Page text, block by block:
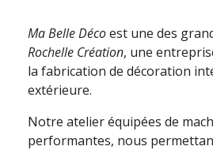
Ma Belle Décoest une des
Rochelle Création, une
la fabrication de décoration
extérieure.
Notre atelier équipées de
performantes, nous